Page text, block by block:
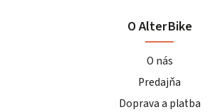
O AlterBike
O nás
Predajňa
Doprava a platba